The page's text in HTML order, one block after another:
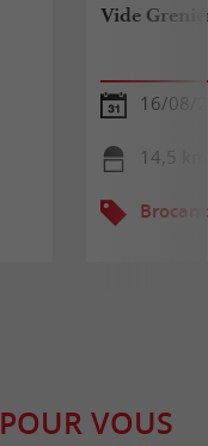
Vide
16/08/
14,5
POUR VOUS